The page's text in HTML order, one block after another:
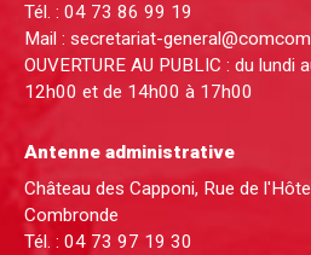
Tél. : 04 73 86 99 19
Mail : secretariat-
OUVERTURE AU PUBLIC : du lundi
12h00 et de 14h00 à 17h00
Antenne administrative
Château des Capponi, Rue de
Combronde
Tél. : 04 73 97 19 30